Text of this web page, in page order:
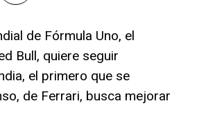
de Fórmula Uno, el
Bull, quiere seguir
el primero que se
de Ferrari, busca mejorar